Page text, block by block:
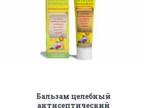
Бальзам целебный
антисептический